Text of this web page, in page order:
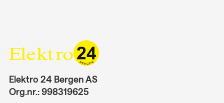
Elektro 24 Bergen AS
Org.nr.: 998319625